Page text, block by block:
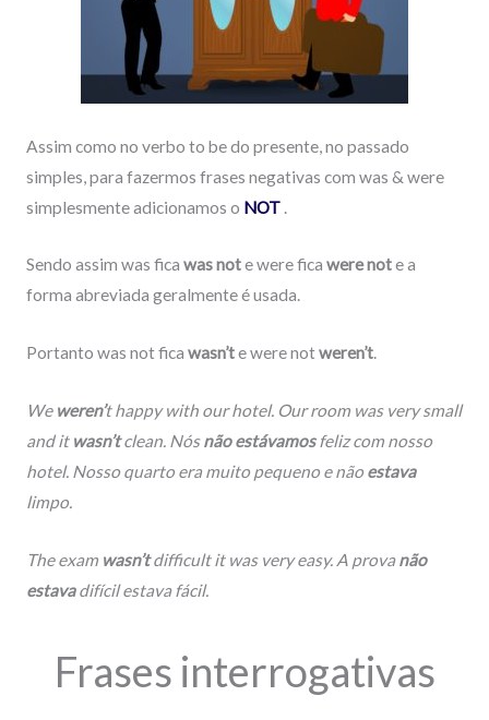
Assim como no verbo to be do presente, no passado
simples, para fazermos frases negativas com was & were
simplesmente adicionamos o NOT.
Sendo assim was fica was note were fica were note a
forma abreviada geralmente é usada.
Portanto was not fica wasn’te were notweren’t.
We weren’thappy with our hotel. Our room wasvery small
and it wasn’tclean. Nósnão estávamosfeliz com nosso
hotel. Nosso quarto era muito pequeno e nãoestava
limpo.
The exam wasn’tdifficult it was very easy. A provanão
estavadifícil estava fácil.
Frases interrogativas